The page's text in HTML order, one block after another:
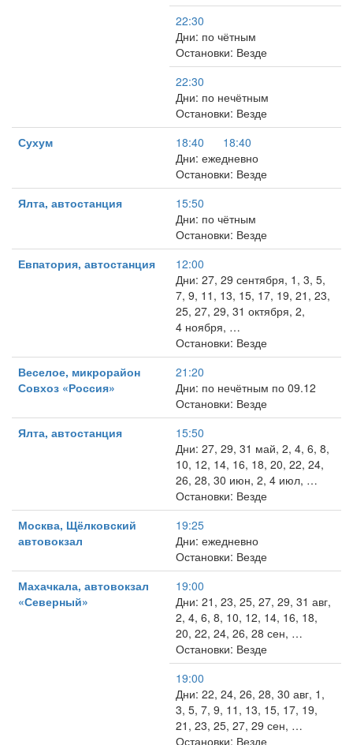
22:30
Дни: по чётным
Остановки: Везде
22:30
Дни: по нечётным
Остановки: Везде
Сухум
18:40
18:40
Дни: ежедневно
Остановки: Везде
Ялта, автостанция
15:50
Дни: по чётным
Остановки: Везде
Евпатория, автостанция
12:00
Дни: 27, 29 сентября, 1, 3, 5,
7, 9, 11, 13, 15, 17, 19, 21, 23,
25, 27, 29, 31 октября, 2,
4 ноября, …
Остановки: Везде
Веселое, микрорайон
Совхоз «Россия»
21:20
Дни: по нечётным по 09.12
Остановки: Везде
Ялта, автостанция
15:50
Дни: 27, 29, 31 май, 2, 4, 6, 8,
10, 12, 14, 16, 18, 20, 22, 24,
26, 28, 30 июн, 2, 4 июл, …
Остановки: Везде
Москва, Щёлковский
автовокзал
19:25
Дни: ежедневно
Остановки: Везде
Махачкала, автовокзал
«Северный»
19:00
Дни: 21, 23, 25, 27, 29, 31 авг,
2, 4, 6, 8, 10, 12, 14, 16, 18,
20, 22, 24, 26, 28 сен, …
Остановки: Везде
19:00
Дни: 22, 24, 26, 28, 30 авг, 1,
3, 5, 7, 9, 11, 13, 15, 17, 19,
21, 23, 25, 27, 29 сен, …
Остановки: Везде